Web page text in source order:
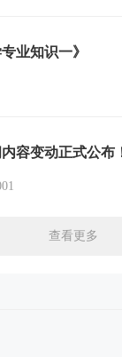
业知识一》
容变动正式公布
查看更多